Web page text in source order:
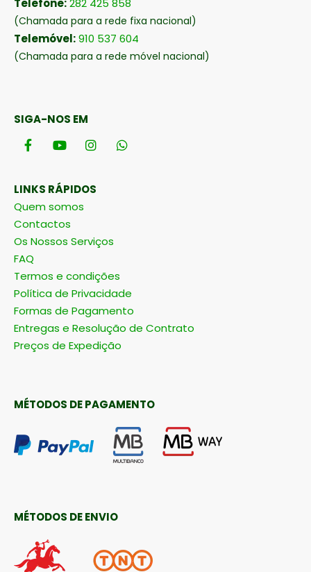
(Chamada para a rede fixa nacional)
Telemóvel:910 537 604
(Chamada para a rede móvel nacional)
SIGA-NOS EM
LINKS RÁPIDOS
Quem somos
Contactos
Os Nossos Serviços
FAQ
Termos e condições
Política de Privacidade
Formas de Pagamento
Entregas e Resolução de Contrato
Preços de Expedição
MÉTODOS DE PAGAMENTO
MÉTODOS DE ENVIO